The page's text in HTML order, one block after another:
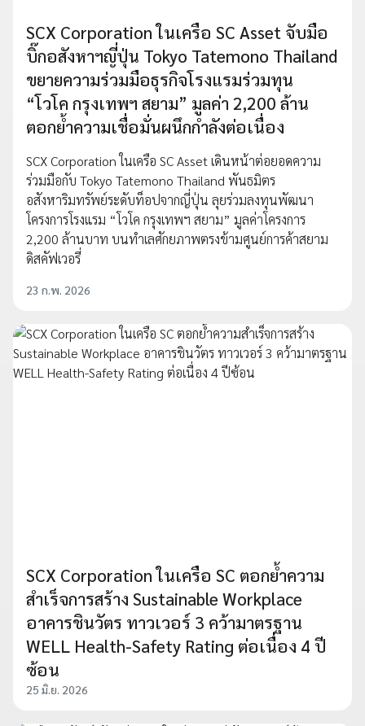
SCX Corporation ในเครือ SC Asset จับมือ
บิ๊กอสังหาฯญี่ปุ่น Tokyo Tatemono Thailand
ขยายความร่วมมือธุรกิจโรงแรมร่วมทุน
“โวโค กรุงเทพฯ สยาม” มูลค่า 2,200 ล้าน
ตอกย้ำความเชื่อมั่นผนึกกำลังต่อเนื่อง
SCX Corporation ในเครือ SC Asset เดินหน้าต่อยอดความ
ร่วมมือกับ Tokyo Tatemono Thailand พันธมิตร
อสังหาริมทรัพย์ระดับท็อปจากญี่ปุ่น ลุยร่วมลงทุนพัฒนา
โครงการโรงแรม “โวโค กรุงเทพฯ สยาม” มูลค่าโครงการ
2,200 ล้านบาท บนทำเลศักยภาพตรงข้ามศูนย์การค้าสยาม
ดิสคัฟเวอรี่
23 ก.พ. 2026
SCX Corporation ในเครือ SC ตอกย้ำความ
สำเร็จการสร้าง Sustainable Workplace
อาคารชินวัตร ทาวเวอร์ 3 คว้ามาตรฐาน
WELL Health-Safety Rating ต่อเนื่อง 4 ปี
ซ้อน
25 มิ.ย. 2026